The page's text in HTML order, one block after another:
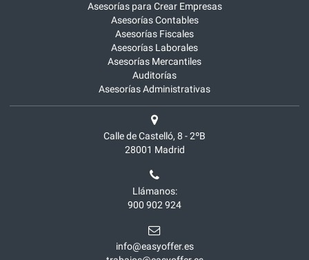
Asesorías para Crear Empresas
Asesorías Contables
Asesorías Fiscales
Asesorías Laborales
Asesorías Mercantiles
Auditorías
Asesorías Administrativas
Calle de Castelló, 8 - 2ºB
28001 Madrid
Llámanos:
900 902 924
info@easyoffer.es